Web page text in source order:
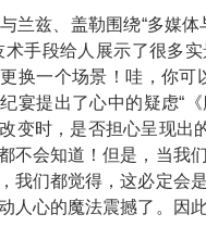
兰兹、盖勒围绕“多媒体
术手段给人展示了很多
换一个场景！哇，你可
宴提出了心中的疑虑“
变时，是否担心呈现出
不会知道！但是，当我
我们都觉得，这必定会
人心的魔法震撼了。因